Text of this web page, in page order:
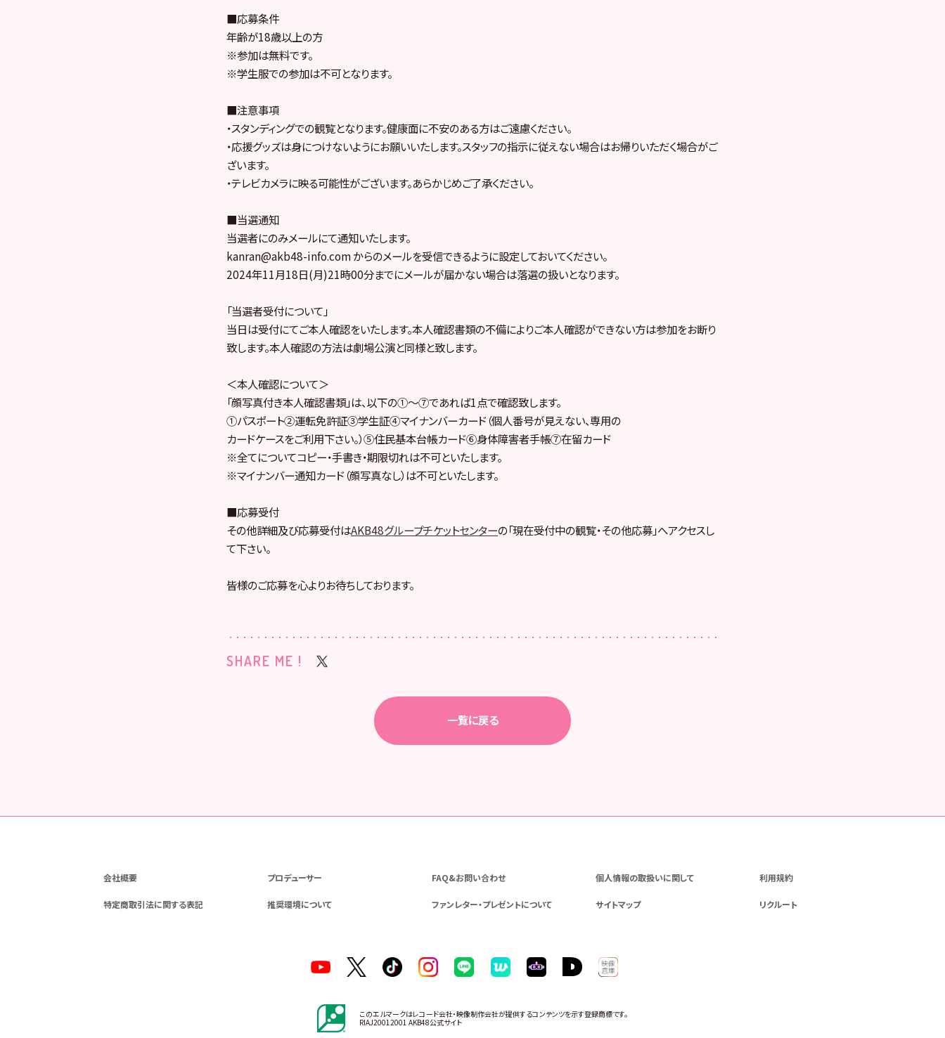
■応募条件
年齢が18歳以上の方
※参加は無料です。
※学生服での参加は不可となります。
■注意事項
・スタンディングでの観覧となります。健康面に不安のある方はご遠慮ください。
・応援グッズは身につけないようにお願いいたします。スタッフの指示に従えない場合はお帰りいただく場合がご
ざいます。
・テレビカメラに映る可能性がございます。あらかじめご了承ください。
■当選通知
当選者にのみメールにて通知いたします。
kanran@akb48-info.com からのメールを受信できるように設定しておいてください。
2024年11月18日(月)21時00分までにメールが届かない場合は落選の扱いとなります。
「当選者受付について」
当日は受付にてご本人確認をいたします。本人確認書類の不備によりご本人確認ができない方は参加をお断り
致します。本人確認の方法は劇場公演と同様と致します。
＜本人確認について＞
「顔写真付き本人確認書類」は、以下の①～⑦であれば1点で確認致します。
①パスポート②運転免許証③学生証④マイナンバーカード（個人番号が見えない、専用の
カードケースをご利用下さい。）⑤住民基本台帳カード⑥身体障害者手帳⑦在留カード
※全てについてコピー・手書き・期限切れは不可といたします。
※マイナンバー通知カード（顔写真なし）は不可といたします。
■応募受付
その他詳細及び応募受付はAKB48グループチケットセンターの「現在受付中の観覧・その他応募」へアクセスし
て下さい。
皆様のご応募を心よりお待ちしております。
SHARE ME !
一覧に戻る
会社概要 プロデューサー FAQ&お問い合わせ 個人情報の取扱いに関して 利用規約
特定商取引法に関する表記 推奨環境について ファンレター・プレゼントについて サイトマップ リクルート
このエルマークはレコード会社・映像制作会社が提供するコンテンツを示す登録商標です。
RIAJ20012001 AKB48公式サイト